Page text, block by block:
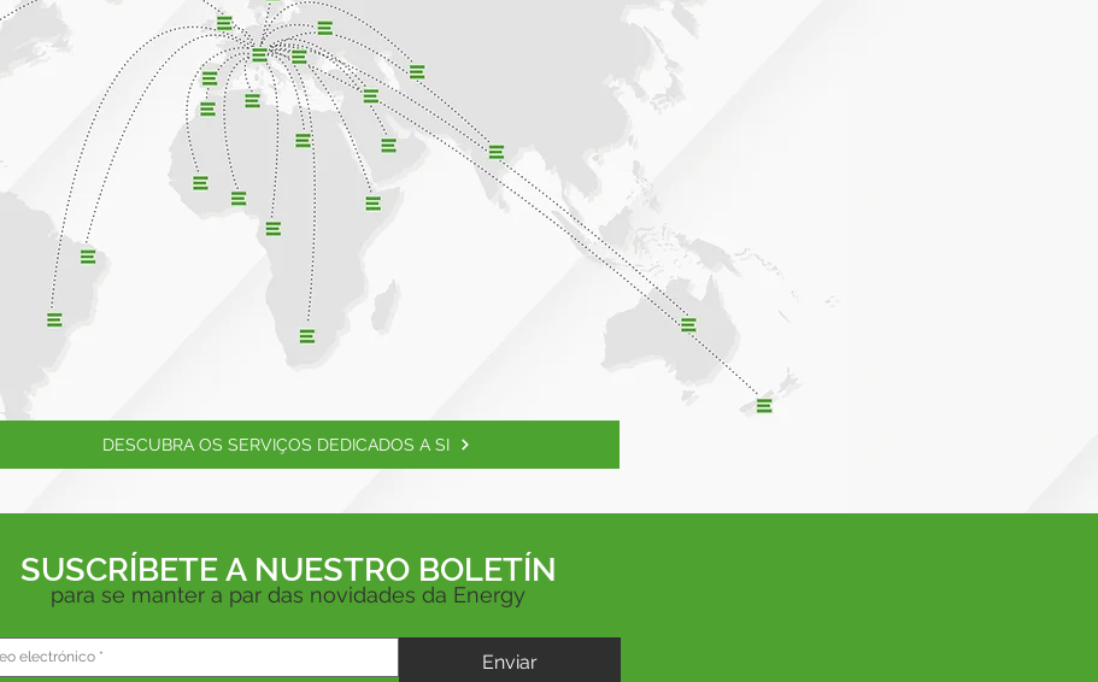
DESCUBRA OS SERVIÇOS DEDICADOS A SI
SUSCRÍBETE A NUESTRO BOLETÍN
para se manter a par das novidades da Energy
Enviar